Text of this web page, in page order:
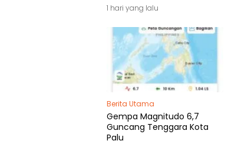
1 hari yang lalu
Berita Utama
Gempa Magnitudo 6,7
Guncang Tenggara Kota
Palu